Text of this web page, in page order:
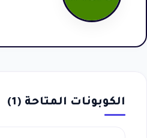
الكوبونات المتاحة (1
)